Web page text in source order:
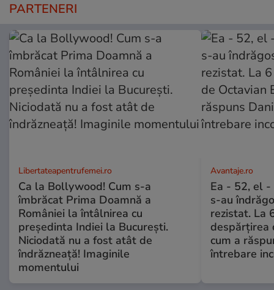
PARTENERI
Libertateapentrufemei.ro
Ca la Bollywood! Cum s-a
îmbrăcat Prima Doamnă a
României la întâlnirea cu
președinta Indiei la București.
Niciodată nu a fost atât de
îndrăzneață! Imaginile
momentului
Avantaje.ro
Ea - 52, el -
s-au
rezistat. La
despărțirea
cum a
întrebare